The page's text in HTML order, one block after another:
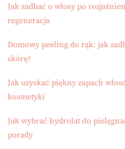
Jak zadbać o włosy po
regeneracja
Domowy peeling do rąk: jak
skórę?
Jak uzyskać piękny zapach
kosmetyki
Jak wybrać hydrolat do
porady